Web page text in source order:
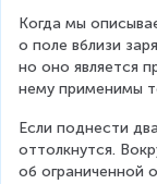
Когда мы
о поле вблизи
но оно является
нему применимы
Если поднести
оттолкнутся.
об ограниченной